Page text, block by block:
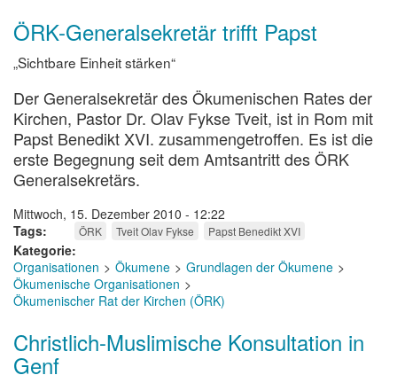
ÖRK-Generalsekretär trifft Papst
„Sichtbare Einheit stärken“
Der Generalsekretär des Ökumenischen Rates der
Kirchen, Pastor Dr. Olav Fykse Tveit, ist in Rom mit
Papst Benedikt XVI. zusammengetroffen. Es ist die
erste Begegnung seit dem Amtsantritt des ÖRK
Generalsekretärs.
Mittwoch, 15. Dezember 2010 - 12:22
Tags
ÖRK Tveit Olav Fykse Papst Benedikt XVI
Kategorie
Organisationen
Ökumene
Grundlagen der Ökumene
Ökumenische Organisationen
Ökumenischer Rat der Kirchen (ÖRK)
Christlich-Muslimische Konsultation in
Genf